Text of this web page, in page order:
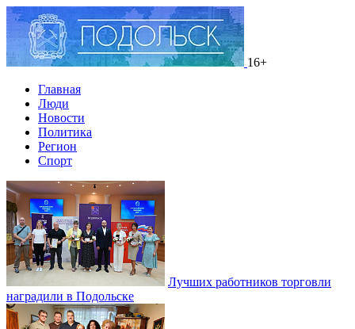
16+
Главная
Люди
Новости
Политика
Регион
Спорт
Лучших работников торговли
наградили в Подольске